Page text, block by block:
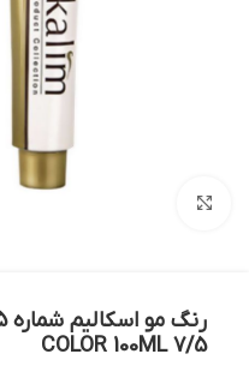
COLOR 100ML 7/5